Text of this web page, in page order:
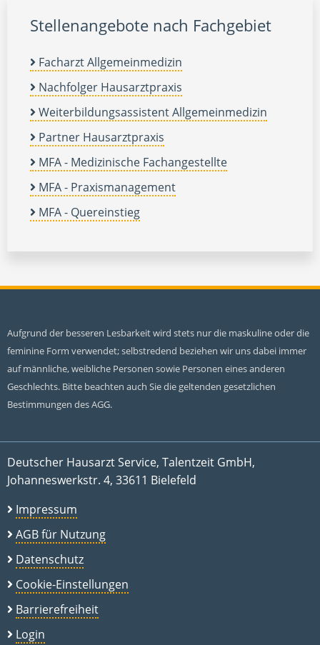
Stellenangebote nach Fachgebiet
Facharzt Allgemeinmedizin
Nachfolger Hausarztpraxis
Weiterbildungsassistent Allgemeinmedizin
Partner Hausarztpraxis
MFA - Medizinische Fachangestellte
MFA - Praxismanagement
MFA - Quereinstieg
Aufgrund der besseren Lesbarkeit wird stets nur die maskuline oder die
feminine Form verwendet; selbstredend beziehen wir uns dabei immer
auf männliche, weibliche Personen sowie Personen eines anderen
Geschlechts. Bitte beachten auch Sie die geltenden gesetzlichen
Bestimmungen des AGG.
Deutscher Hausarzt Service, Talentzeit GmbH,
Johanneswerkstr. 4, 33611 Bielefeld
Impressum
AGB für Nutzung
Datenschutz
Cookie-Einstellungen
Barrierefreiheit
Login